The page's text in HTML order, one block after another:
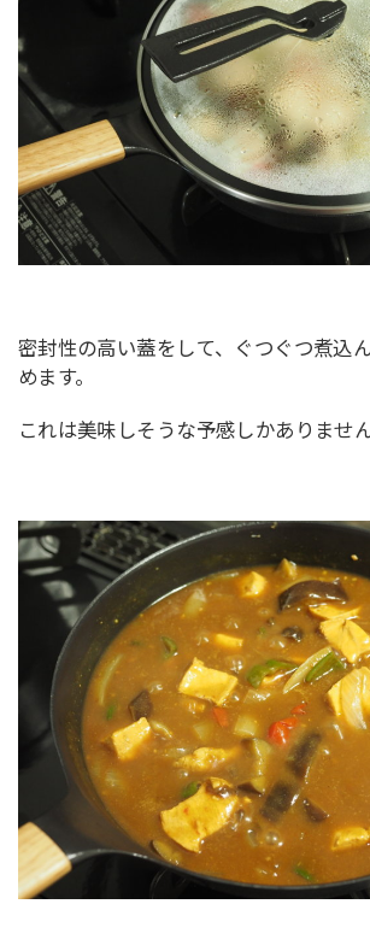
密封性の高い蓋をして、ぐつぐつ煮込
めます。
これは美味しそうな予感しかありません